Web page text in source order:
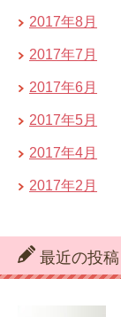
2017年8月
2017年7月
2017年6月
2017年5月
2017年4月
2017年2月
最近の投稿